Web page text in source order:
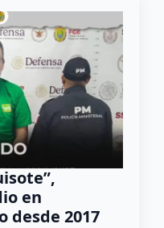
en
desde 2017